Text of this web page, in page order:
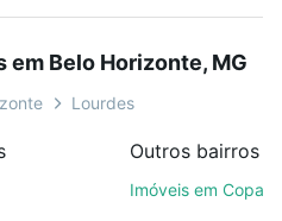
MG para
sem compromisso e
de 46 mil corretores e
Belo Horizonte, MG
Lourdes
Imóveis em